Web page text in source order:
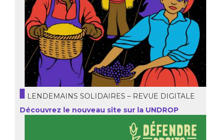
LENDEMAINS SOLIDAIRES – REVUE DIGITALE
Découvrez le nouveau site sur la UNDROP